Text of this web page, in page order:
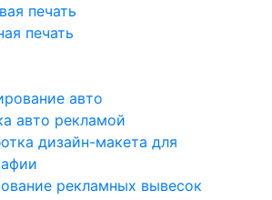
печать
печать
авто
авто рекламой
дизайн-макета для
рекламных вывесок